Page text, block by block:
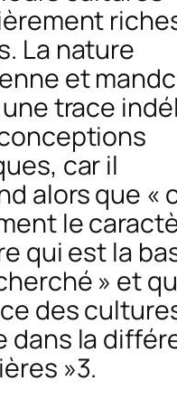
La nature
et
trace
car il
alors que «
le
qui est la
» et
des
dans la
»3.